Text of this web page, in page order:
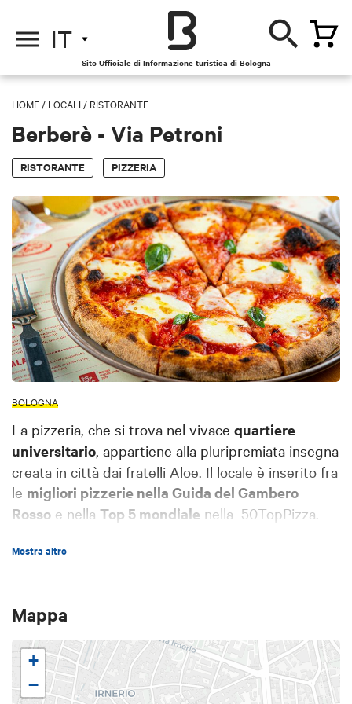
IT
Sito Ufficiale di Informazione turistica di Bologna
HOME / LOCALI / RISTORANTE
Berberè - Via Petroni
RISTORANTE PIZZERIA
BOLOGNA
La pizzeria, che si trova nel vivace quartiere
universitario , appartiene alla pluripremiata insegna
creata in città dai fratelli Aloe. Il locale è inserito fra
le migliori pizzerie nella Guida del Gambero
Rosso e nella Top 5 mondiale nella 50TopPizza.
Berberè è l’alta digeribilità, ottenuta con l’utilizzo
croccante fuori, la pizza è servita già tagliata in 8
fette per stimolare la condivisione fra commensali.
Oltre all'impasto classico, realizzato ogni giorno
artigianalmente partendo da acqua, lievito e farine
Mostra altro
Mappa
+
−